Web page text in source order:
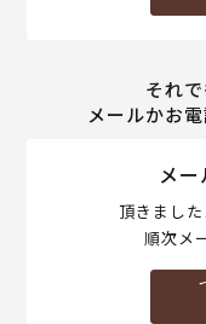
それ
メールかお
メ
頂きまし
順次メ